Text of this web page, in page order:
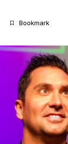
Bookmark